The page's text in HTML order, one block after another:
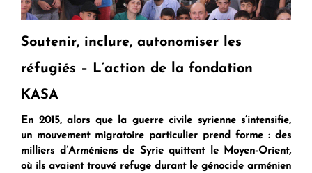
Soutenir, inclure, autonomiser les
réfugiés – L’action de la fondation
KASA
En 2015, alors que la guerre civile syrienne s’intensifie,
un mouvement migratoire particulier prend forme : des
milliers d’Arméniens de Syrie quittent le Moyen-Orient,
où ils avaient trouvé refuge durant le génocide arménien